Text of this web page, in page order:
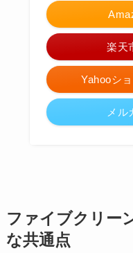
楽天
Yahooシ
メル
ファイブクリー
な共通点